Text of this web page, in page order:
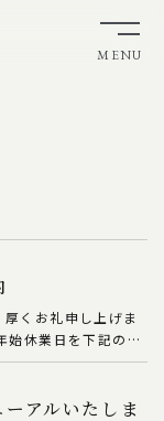
MENU
くお礼申し上げま
始休業日を下記の通
) 営業開始日：
アルいたしま